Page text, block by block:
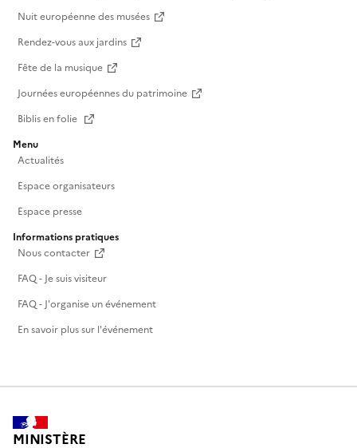
Nuit européenne des musées
Rendez-vous aux jardins
Fête de la musique
Journées européennes du patrimoine
Biblis en folie
Menu
Actualités
Espace organisateurs
Espace presse
Informations pratiques
Nous contacter
FAQ - Je suis visiteur
FAQ - J'organise un événement
En savoir plus sur l'événement
MINISTÈRE